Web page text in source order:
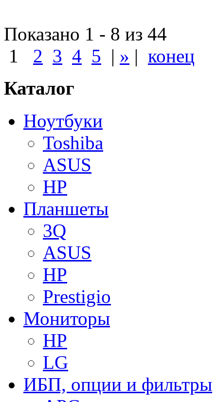
Показано 1 - 8 из 44
1
2 3 4 5 | » | конец
Каталог
Ноутбуки
Toshiba
ASUS
HP
Планшеты
3Q
ASUS
HP
Prestigio
Мониторы
HP
LG
ИБП, опции и фильтры